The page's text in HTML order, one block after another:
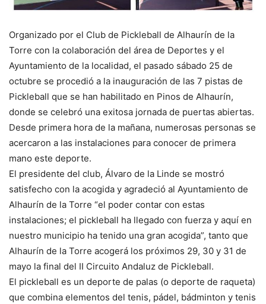
Organizado por el Club de Pickleball de Alhaurín de la
Torre con la colaboración del área de Deportes y el
Ayuntamiento de la localidad, el pasado sábado 25 de
octubre se procedió a la inauguración de las 7 pistas de
Pickleball que se han habilitado en Pinos de Alhaurín,
donde se celebró una exitosa jornada de puertas abiertas.
Desde primera hora de la mañana, numerosas personas se
acercaron a las instalaciones para conocer de primera
mano este deporte.
El presidente del club, Álvaro de la Linde se mostró
satisfecho con la acogida y agradeció al Ayuntamiento de
Alhaurín de la Torre “el poder contar con estas
instalaciones; el pickleball ha llegado con fuerza y aquí en
nuestro municipio ha tenido una gran acogida”, tanto que
Alhaurín de la Torre acogerá los próximos 29, 30 y 31 de
mayo la final del II Circuito Andaluz de Pickleball.
El pickleball es un deporte de palas (o deporte de raqueta)
que combina elementos del tenis, pádel, bádminton y tenis